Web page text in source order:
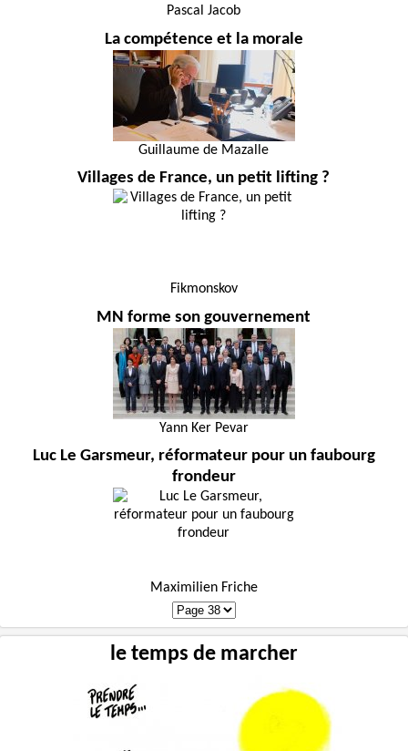
Pascal Jacob
La compétence et la morale
Guillaume de Mazalle
Villages de France, un petit lifting ?
Fikmonskov
MN forme son gouvernement
Yann Ker Pevar
Luc Le Garsmeur, réformateur pour un faubourg
frondeur
Maximilien Friche
le temps de marcher